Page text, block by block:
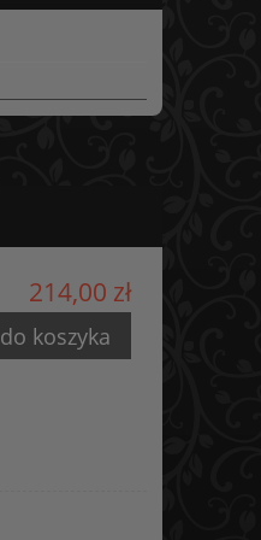
214,00 zł
do koszyka